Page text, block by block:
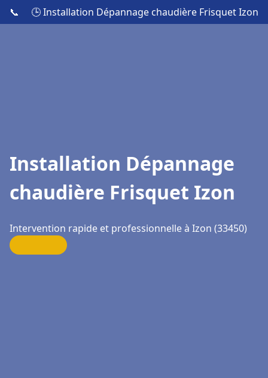
📞 🕒 Installation Dépannage chaudière Frisquet Izon
Installation Dépannage
chaudière Frisquet Izon
Intervention rapide et professionnelle à Izon (33450)